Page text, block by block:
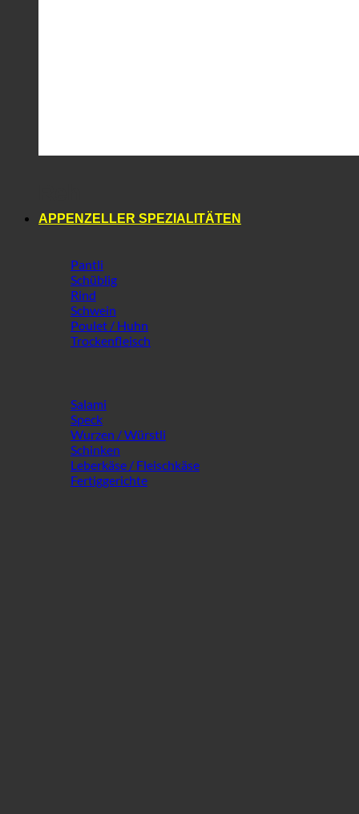
APPENZELLER SPEZIALITÄTEN
Pantli
Schüblig
Rind
Schwein
Poulet / Huhn
Trockenfleisch
Salami
Speck
Wurzen / Würstli
Schinken
Leberkäse / Fleischkäse
Fertiggerichte